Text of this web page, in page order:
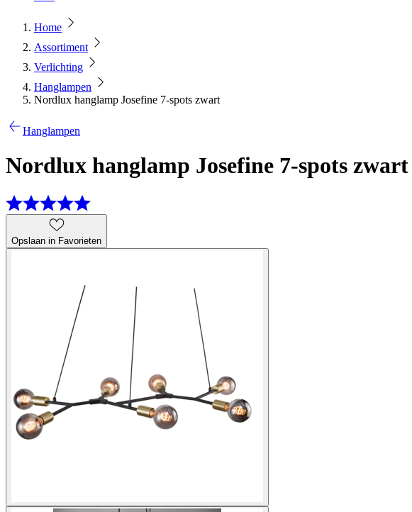
Home
Assortiment
Verlichting
Hanglampen
Nordlux hanglamp Josefine 7-spots zwart
Hanglampen
Nordlux hanglamp Josefine 7-spots zwart
Opslaan in Favorieten